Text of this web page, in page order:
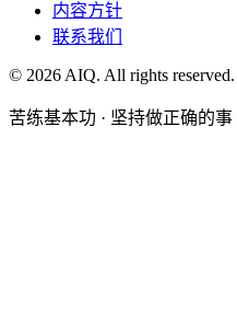
内容方针
联系我们
© 2026 AIQ. All rights reserved.
苦练基本功 · 坚持做正确的